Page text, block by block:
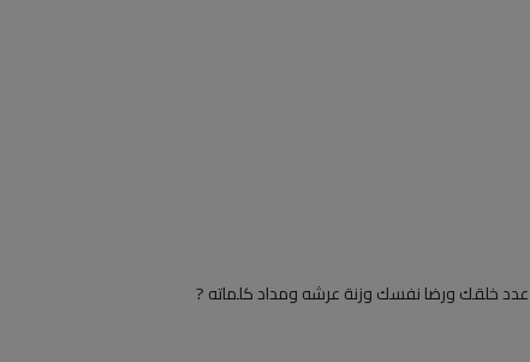
خلقك ورضا نفسك وزنة عرشه ومداد كلماته ?